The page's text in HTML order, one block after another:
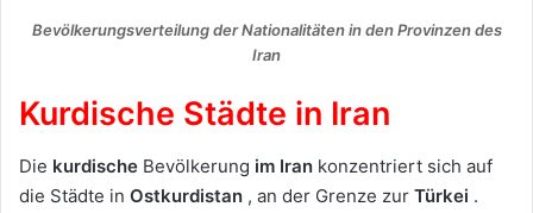
Bevölkerungsverteilung der Nationalitäten in den Provinzen des
Iran
Kurdische Städte in Iran
Die kurdische Bevölkerung im Iran konzentriert sich auf
die Städte in Ostkurdistan , an der Grenze zur Türkei .